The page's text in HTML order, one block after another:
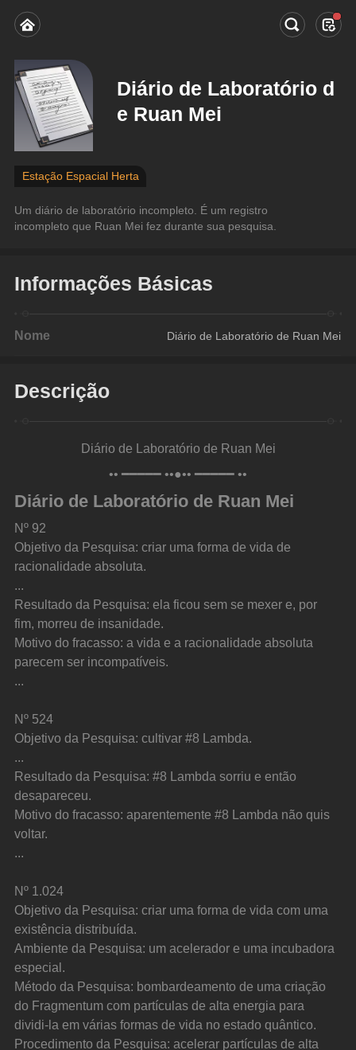
Diário de Laboratório d
e Ruan Mei
Estação Espacial Herta
Um diário de laboratório incompleto. É um registro
incompleto que Ruan Mei fez durante sua pesquisa.
Informações Básicas
Nome Diário de Laboratório de Ruan Mei
Descrição
Diário de Laboratório de Ruan Mei
•• ━━━━━ ••●•• ━━━━━ ••
Diário de Laboratório de Ruan Mei
Nº 92
Objetivo da Pesquisa: criar uma forma de vida de
racionalidade absoluta.
...
Resultado da Pesquisa: ela ficou sem se mexer e, por
fim, morreu de insanidade.
Motivo do fracasso: a vida e a racionalidade absoluta
parecem ser incompatíveis.
...
Nº 524
Objetivo da Pesquisa: cultivar #8 Lambda.
...
Resultado da Pesquisa: #8 Lambda sorriu e então
desapareceu.
Motivo do fracasso: aparentemente #8 Lambda não quis
voltar.
...
Nº 1.024
Objetivo da Pesquisa: criar uma forma de vida com uma
existência distribuída.
Ambiente da Pesquisa: um acelerador e uma incubadora
especial.
Método da Pesquisa: bombardeamento de uma criação
do Fragmentum com partículas de alta energia para
dividi-la em várias formas de vida no estado quântico.
Procedimento da Pesquisa: acelerar partículas de alta